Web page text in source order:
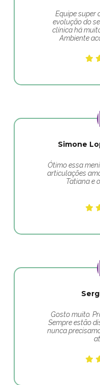
Equipe super
evolução do
clínica há
Ambiente
Simone
Ótimo essa
articulações
Tatiana e
Gosto muito.
Sempre estão
nunca